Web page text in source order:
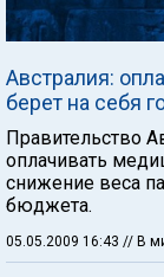
Австралия:
берет на себя
Правительство
оплачивать
снижение веса
бюджета.
05.05.2009 16:43 // В